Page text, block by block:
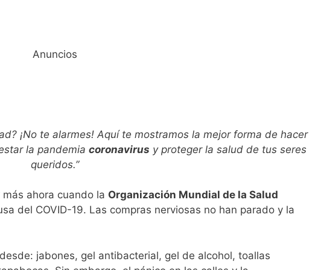
Anuncios
¡No te alarmes! Aquí te mostramos la mejor forma de hacer
la pandemia coronavirus y proteger la salud de tus seres
queridos.”
ahora cuando la Organización Mundial de la Salud
del COVID-19. Las compras nerviosas no han parado y la
jabones, gel antibacterial, gel de alcohol, toallas